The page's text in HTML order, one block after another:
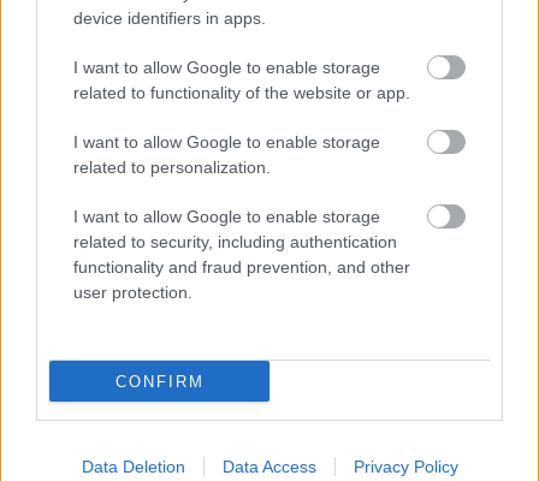
device identifiers in apps.
I want to allow Google to enable storage
related to functionality of the website or app.
I want to allow Google to enable storage
related to personalization.
I want to allow Google to enable storage
related to security, including authentication
functionality and fraud prevention, and other
user protection.
CONFIRM
Data Deletion Data Access Privacy Policy
«Το κόλπο του αιώνα» στο θερινό θέατρο στα
Τσουκαλέικα